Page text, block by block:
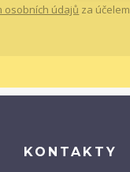
osobních údajů za účelem
KONTAKTY